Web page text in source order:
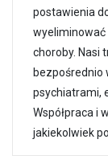
postawienia
wyeliminować
choroby. Nasi
bezpośrednio
psychiatrami,
Współpraca i
jakiekolwiek